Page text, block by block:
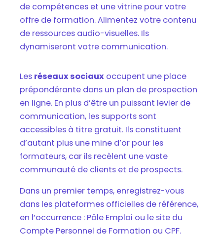
de compétences et une vitrine pour votre
offre de formation. Alimentez votre contenu
de ressources audio-visuelles. Ils
dynamiseront votre communication.
Les réseaux sociaux occupent une place
prépondérante dans un plan de prospection
en ligne. En plus d’être un puissant levier de
communication, les supports sont
accessibles à titre gratuit. Ils constituent
d’autant plus une mine d’or pour les
formateurs, car ils recèlent une vaste
communauté de clients et de prospects.
Dans un premier temps, enregistrez-vous
dans les plateformes officielles de référence,
en l’occurrence : Pôle Emploi ou le site du
Compte Personnel de Formation ou CPF.